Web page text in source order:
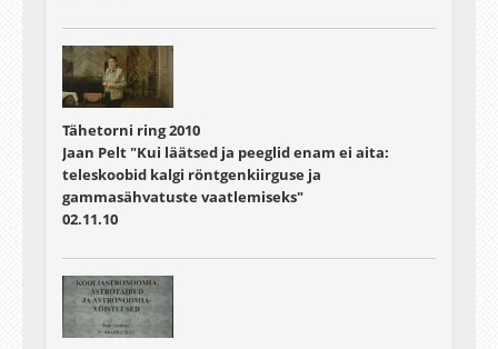
Tähetorni ring 2010
Jaan Pelt "Kui läätsed ja peeglid enam ei aita:
teleskoobid kalgi röntgenkiirguse ja
gammasähvatuste vaatlemiseks"
02.11.10